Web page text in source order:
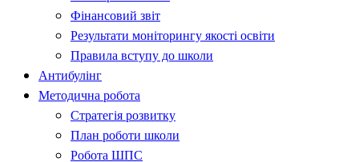
Фінансовий звіт
Результати моніторингу якості освіти
Правила вступу до школи
Антибулінг
Методична робота
Стратегія розвитку
План роботи школи
Робота ШПС